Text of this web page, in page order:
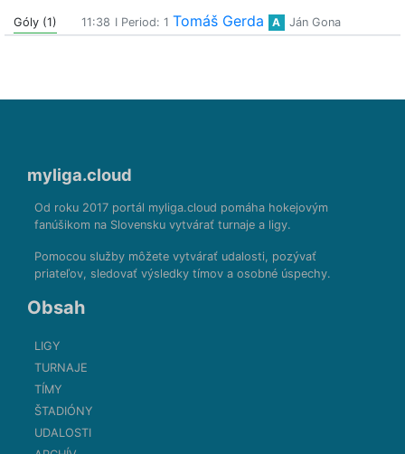
Góly (1) 11:38 I Period: 1 Tomáš Gerda A Ján Gona
myliga.cloud
Od roku 2017 portál myliga.cloud pomáha hokejovým
fanúšikom na Slovensku vytvárať turnaje a ligy.
Pomocou služby môžete vytvárať udalosti, pozývať
priateľov, sledovať výsledky tímov a osobné úspechy.
Obsah
LIGY
TURNAJE
TÍMY
ŠTADIÓNY
UDALOSTI